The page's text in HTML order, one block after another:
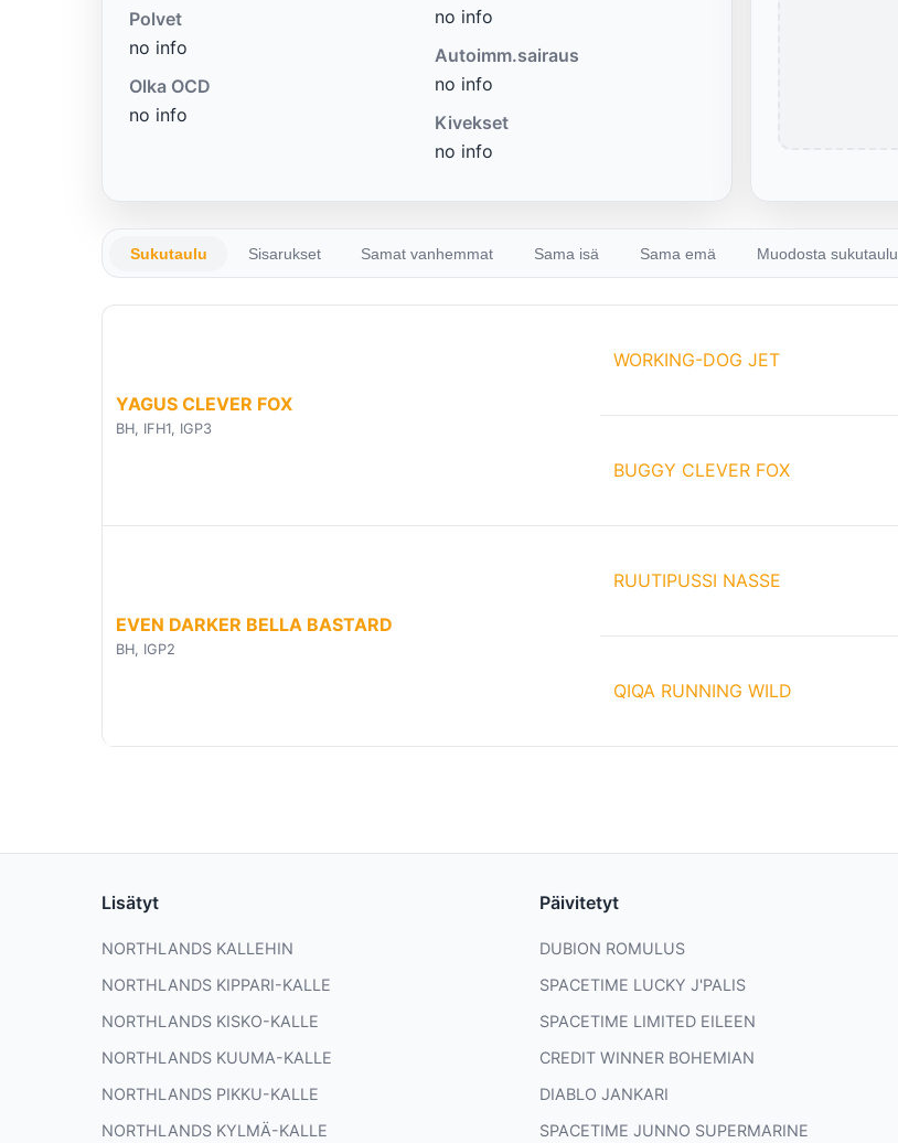
Polvet
no info
Olka OCD
no info
no info
Autoimm.sairaus
no info
Kivekset
no info
Sukutaulu Sisarukset Samat vanhemmat Sama isä Sama emä Muodosta sukutaulu
YAGUS CLEVER FOX
BH, IFH1, IGP3
WORKING-DOG JET
BUGGY CLEVER FOX
EVEN DARKER BELLA BASTARD
BH, IGP2
RUUTIPUSSI NASSE
QIQA RUNNING WILD
Lisätyt
NORTHLANDS KALLEHIN
NORTHLANDS KIPPARI-KALLE
NORTHLANDS KISKO-KALLE
NORTHLANDS KUUMA-KALLE
NORTHLANDS PIKKU-KALLE
NORTHLANDS KYLMÄ-KALLE
Päivitetyt
DUBION ROMULUS
SPACETIME LUCKY J'PALIS
SPACETIME LIMITED EILEEN
CREDIT WINNER BOHEMIAN
DIABLO JANKARI
SPACETIME JUNNO SUPERMARINE